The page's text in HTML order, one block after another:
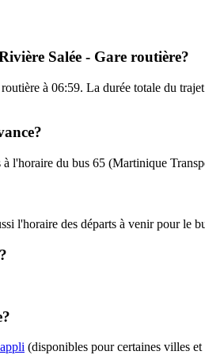
Salée - Gare routière?
à 06:59. La durée totale du
l'horaire du bus 65 (Martinique
l'horaire des départs à venir pour le
(disponibles pour certaines villes